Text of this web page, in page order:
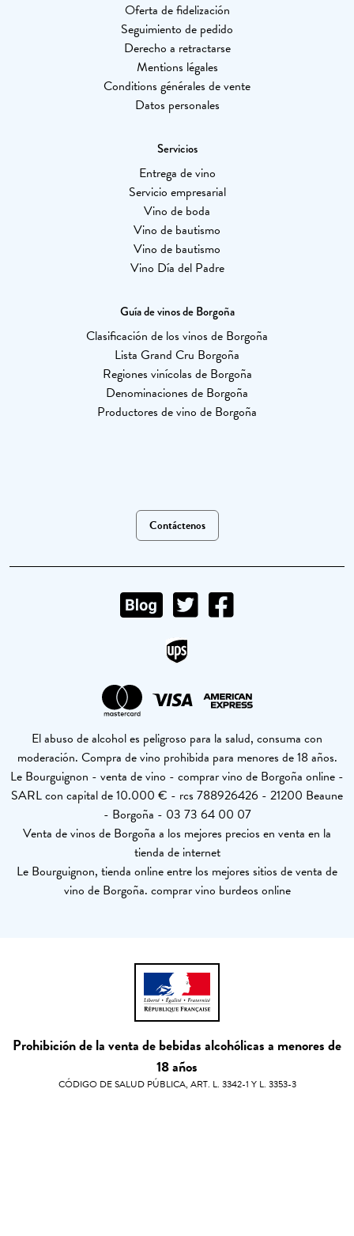
Oferta de fidelización
Seguimiento de pedido
Derecho a retractarse
Mentions légales
Conditions générales de vente
Datos personales
Servicios
Entrega de vino
Servicio empresarial
Vino de boda
Vino de bautismo
Vino de bautismo
Vino Día del Padre
Guía de vinos de Borgoña
Clasificación de los vinos de Borgoña
Lista Grand Cru Borgoña
Regiones vinícolas de Borgoña
Denominaciones de Borgoña
Productores de vino de Borgoña
Contáctenos
El abuso de alcohol es peligroso para la salud, consuma con
moderación. Compra de vino prohibida para menores de 18 años.
Le Bourguignon - venta de vino - comprar vino de Borgoña online -
SARL con capital de 10.000 € - rcs 788926426 - 21200 Beaune
- Borgoña - 03 73 64 00 07
Venta de vinos de Borgoña a los mejores precios en venta en la
tienda de internet
Le Bourguignon, tienda online entre los mejores sitios de venta de
vino de Borgoña. comprar vino burdeos online
Prohibición de la venta de bebidas alcohólicas a menores de
18 años
CÓDIGO DE SALUD PÚBLICA, ART. L. 3342-1 Y L. 3353-3